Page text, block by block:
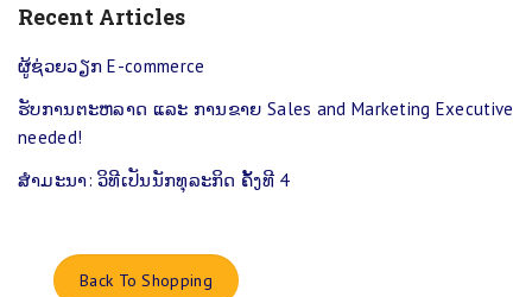
Recent Articles
ຜູ້​ຊ່ວຍວຽກ E-commerce
ຮ​ັບ​ການ​ຕະ​ຫລາດ ແລະ ການຂາຍ Sales and Marketing Executive
needed!
ສຳ​ມະ​ນາ: ​ວິ​ທີ​ເປັນ​ນັກ​ທຸ​ລະ​ກິດ ຄັ້ງ​ທີ 4
Back To Shopping